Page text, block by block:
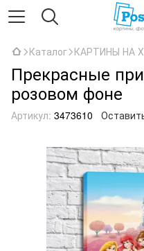
Каталог КАРТИНЫ НА
Прекрасные
розовом фоне
Артикул: 3473610